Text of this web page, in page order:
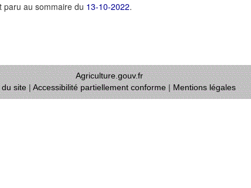
paru au sommaire du 13-10-2022.
Agriculture.gouv.fr
du site|Accessibilité partiellement conforme|Mentions légales